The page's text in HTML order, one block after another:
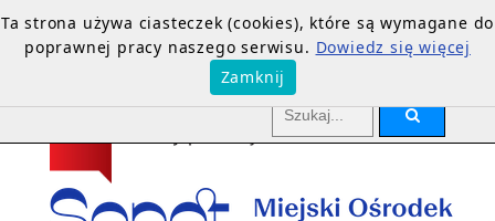
Ta strona używa ciasteczek (cookies), które są wymagane do
poprawnej pracy naszego serwisu. Dowiedz się więcej
Zamknij